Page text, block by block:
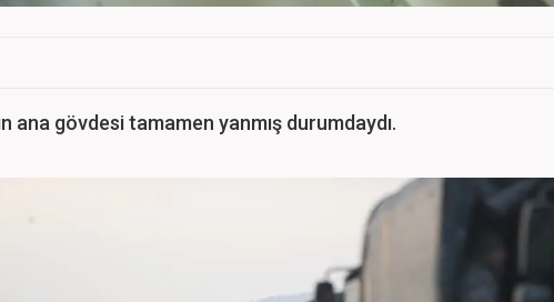
ana gövdesi tamamen yanmış durumdaydı.